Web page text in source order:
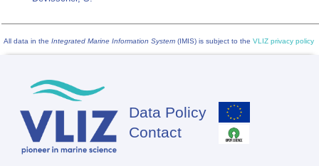
All data in the Integrated Marine Information System (IMIS) is subject to the VLIZ privacy policy
Footer
Data Policy
Contact